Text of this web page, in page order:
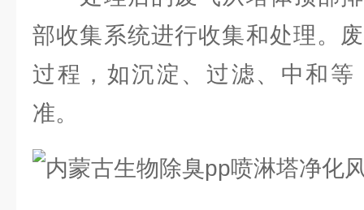
部收集系统进行收集和处理。
过程，如沉淀、过滤、中和等
准。